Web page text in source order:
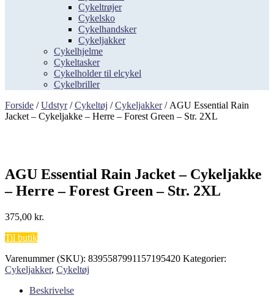
Cykeltrøjer
Cykelsko
Cykelhandsker
Cykeljakker
Cykelhjelme
Cykeltasker
Cykelholder til elcykel
Cykelbriller
Forside /Udstyr/Cykeltøj /Cykeljakker/ AGU Essential Rain
Jacket – Cykeljakke – Herre – Forest Green – Str. 2XL
AGU Essential Rain Jacket – Cykeljakke
– Herre – Forest Green – Str. 2XL
375,00 kr.
Til butik
Varenummer (SKU): 8395587991157195420 Kategorier:
Cykeljakker, Cykeltøj
Beskrivelse